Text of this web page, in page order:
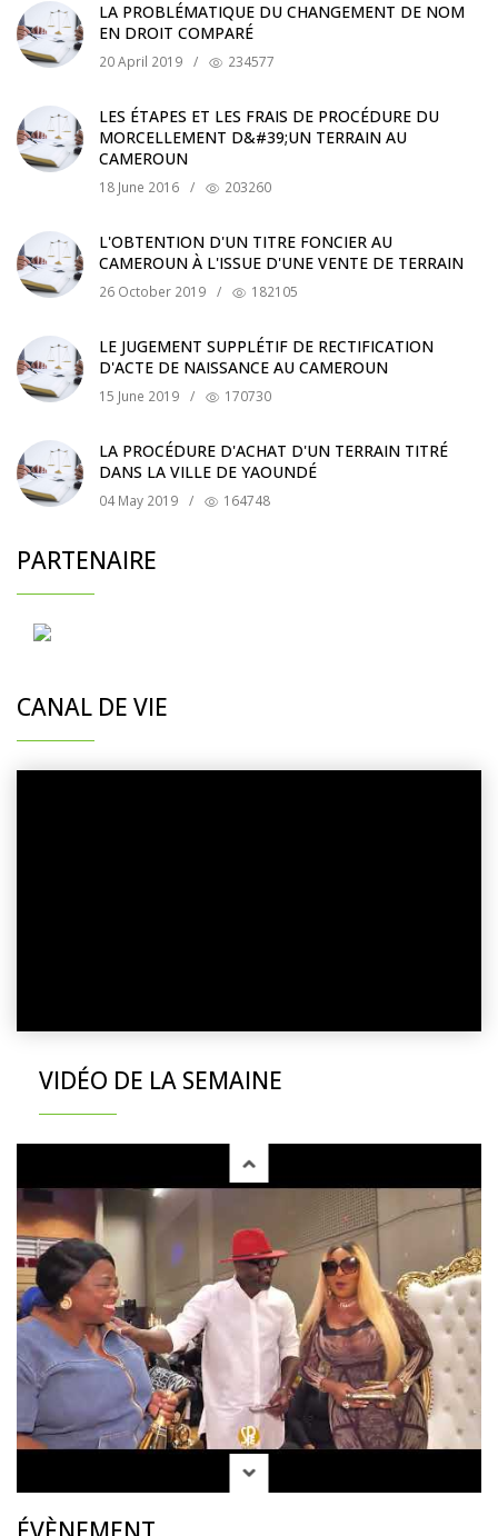
LA PROBLÉMATIQUE DU CHANGEMENT DE NOM
EN DROIT COMPARÉ
20 April 2019 / 234577
LES ÉTAPES ET LES FRAIS DE PROCÉDURE DU
MORCELLEMENT D&#39;UN TERRAIN AU
CAMEROUN
18 June 2016 / 203260
L'OBTENTION D'UN TITRE FONCIER AU
CAMEROUN À L'ISSUE D'UNE VENTE DE TERRAIN
26 October 2019 / 182105
LE JUGEMENT SUPPLÉTIF DE RECTIFICATION
D'ACTE DE NAISSANCE AU CAMEROUN
15 June 2019 / 170730
LA PROCÉDURE D'ACHAT D'UN TERRAIN TITRÉ
DANS LA VILLE DE YAOUNDÉ
04 May 2019 / 164748
PARTENAIRE
CANAL DE VIE
VIDÉO DE LA SEMAINE